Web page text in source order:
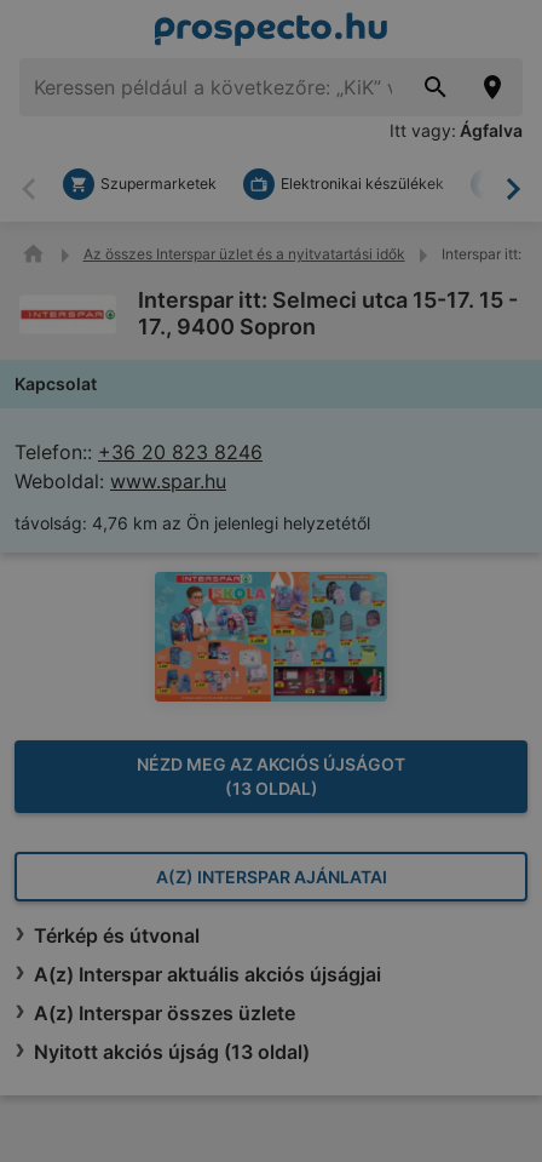
Itt vagy: Ágfalva
Vissza
Szupermarketek Elektronikai készülékek
Az összes Interspar üzlet és a nyitvatartási idők Interspar itt:
Interspar itt: Selmeci utca 15-17. 15 -
17., 9400 Sopron
Kapcsolat
Telefon:: +36 20 823 8246
Weboldal: www.spar.hu
távolság: 4,76 km az Ön jelenlegi helyzetétől
NÉZD MEG AZ AKCIÓS ÚJSÁGOT
(13 OLDAL)
A(Z) INTERSPAR AJÁNLATAI
Térkép és útvonal
A(z) Interspar aktuális akciós újságjai
A(z) Interspar összes üzlete
Nyitott akciós újság (13 oldal)